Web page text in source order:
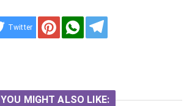
Twitter
YOU MIGHT ALSO LIKE: